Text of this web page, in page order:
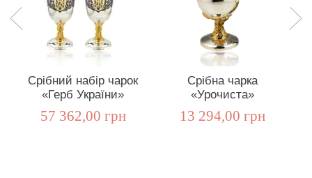
Срібний набір чарок
«Герб України»
57 362,00 грн
Срібна чарка
«Урочиста»
13 294,00 грн